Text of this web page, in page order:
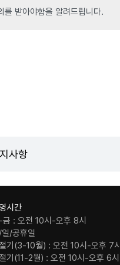
를 받아야함을 알려드립니다.
사항
시간
금 : 오전 10시-오후 8시
/공휴일
기(3-10월) : 오전 10시-오후 7시
기(11-2월) : 오전 10시-오후 6시